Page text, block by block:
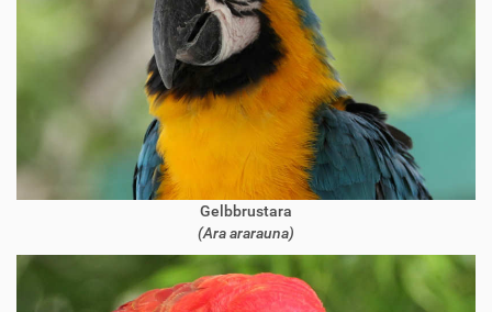
Gelbbrustara
(Ara ararauna)